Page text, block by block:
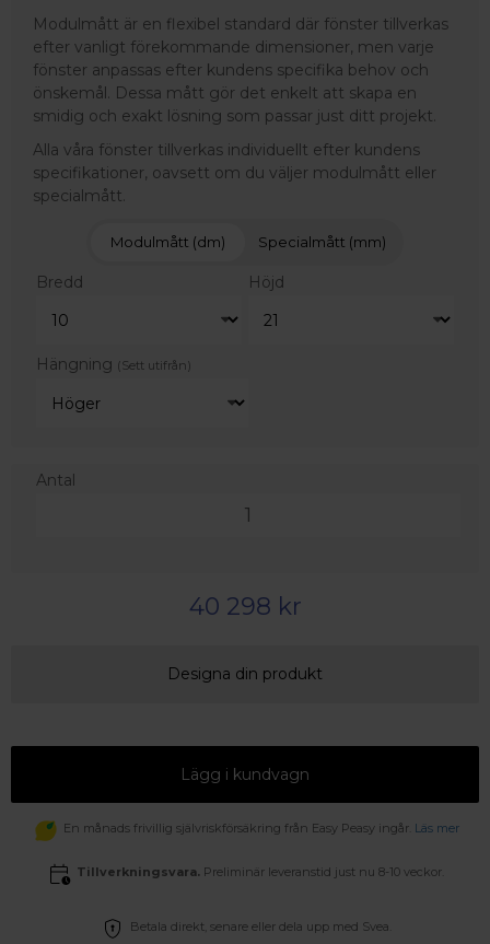
Modulmått är en flexibel standard där fönster tillverkas
efter vanligt förekommande dimensioner, men varje
fönster anpassas efter kundens specifika behov och
önskemål. Dessa mått gör det enkelt att skapa en
smidig och exakt lösning som passar just ditt projekt.
Alla våra fönster tillverkas individuellt efter kundens
specifikationer, oavsett om du väljer modulmått eller
specialmått.
Modulmått (dm) Specialmått (mm)
Bredd Höjd
Hängning (Sett utifrån)
Antal
40 298 kr
Designa din produkt
Lägg i kundvagn
En månads frivillig självriskförsäkring från Easy Peasy ingår. Läs mer
Tillverkningsvara. Preliminär leveranstid just nu 8-10 veckor.
Betala direkt, senare eller dela upp med Svea.